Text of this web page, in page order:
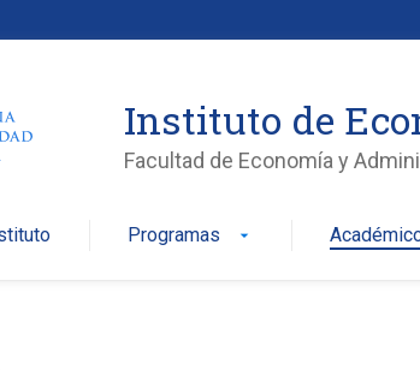
Instituto de
Facultad de Economía y
Programas arrow_drop_down